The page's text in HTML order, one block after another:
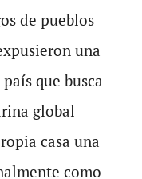
de pueblos
una
que busca
global
casa una
como